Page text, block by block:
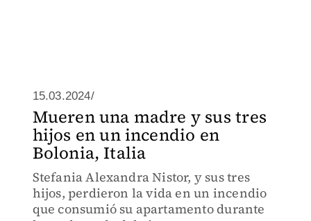
15.03.2024/
Mueren una madre y sus tres
hijos en un incendio en
Bolonia, Italia
Stefania Alexandra Nistor, y sus tres
hijos, perdieron la vida en un incendio
que consumió su apartamento durante